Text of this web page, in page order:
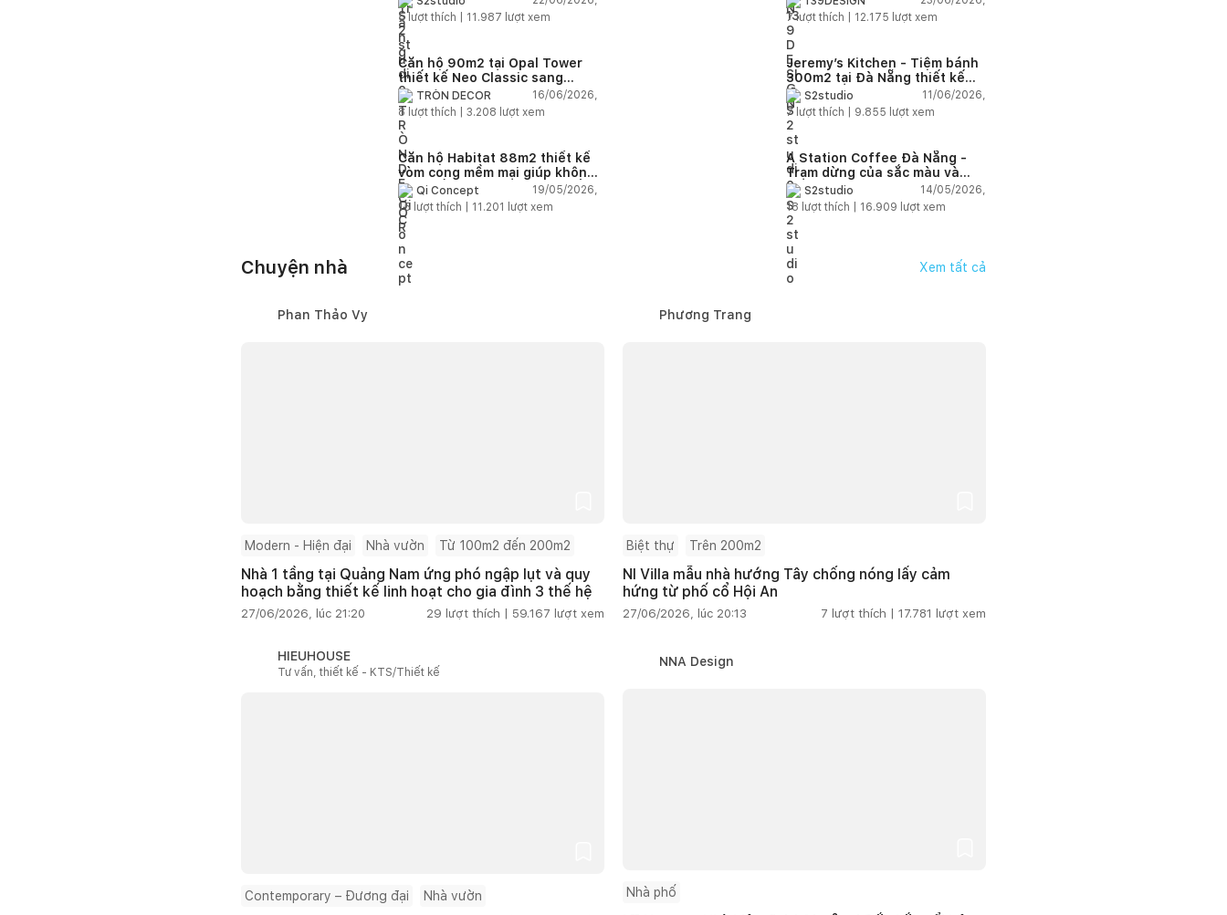
5 lượt thích | 11.987 lượt xem
áp
7lượt thích | 12.175 lượt xem
Căn hộ 90m2 tại Opal Tower
thiết kế Neo Classic sang
trọng cho gia đình trẻ
TRÒN DECOR
16/06/2026,
8 lượt thích | 3.208 lượt xem
Jeremy’s Kitchen - Tiệm bánh
300m2 tại Đà Nẵng thiết kế
phong cách công nghiệp hiện
đại ngập tràn ánh sáng tự
nhiên
S2studio
11/06/2026,
7 lượt thích | 9.855 lượt xem
Căn hộ Habitat 88m2 thiết kế
vòm cong mềm mại giúp không
gian sống hiện đại trở nên ấm
áp hơn
Qi Concept
19/05/2026,
15 lượt thích | 11.201 lượt xem
A Station Coffee Đà Nẵng -
Trạm dừng của sắc màu và
cảm hứng
S2studio
14/05/2026,
18 lượt thích | 16.909 lượt xem
Chuyện nhà Xem tất cả
Phan Thảo Vy
Modern - Hiện đại Nhà vườn Từ 100m2 đến 200m2
Nhà 1 tầng tại Quảng Nam ứng phó ngập lụt và quy
hoạch bằng thiết kế linh hoạt cho gia đình 3 thế hệ
27/06/2026, lúc 21:20 29 lượt thích | 59.167 lượt xem
Phương Trang
Biệt thự Trên 200m2
NI Villa mẫu nhà hướng Tây chống nóng lấy cảm
hứng từ phố cổ Hội An
27/06/2026, lúc 20:13 7 lượt thích | 17.781 lượt xem
HIEUHOUSE
Tư vấn, thiết kế - KTS/Thiết kế
Contemporary – Đương đại Nhà vườn
NNA Design
Nhà phố